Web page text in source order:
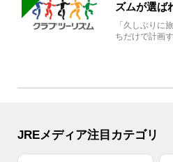
ズムが選ば
「久しぶりに
ちだけで計画
JREメディア注目カテゴリ